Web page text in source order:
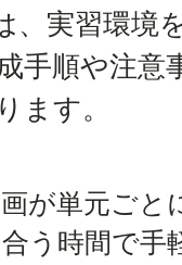
、実習環境
手順や注意
ます。
が単元ごと
う時間で手